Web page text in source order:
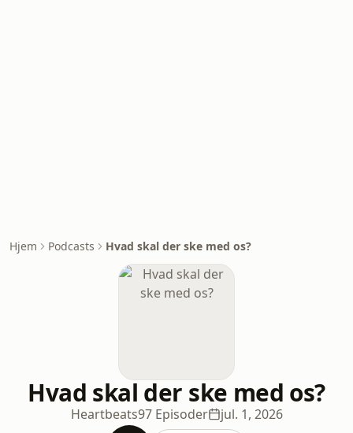
Hjem Podcasts Hvad skal der ske med os?
Hvad skal der ske med os?
Heartbeats97 Episoder jul. 1, 2026